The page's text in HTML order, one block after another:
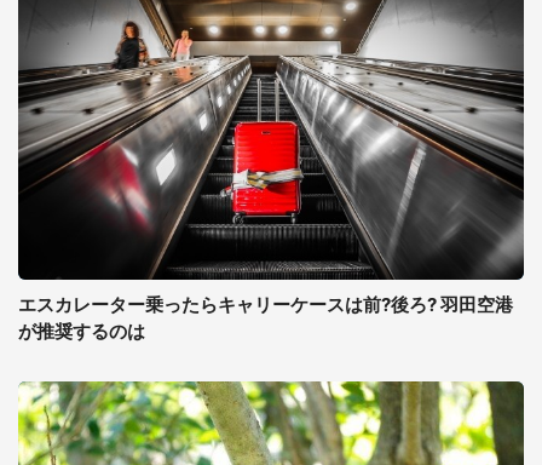
エスカレーター乗ったらキャリーケースは前?後ろ? 羽田空港
が推奨するのは